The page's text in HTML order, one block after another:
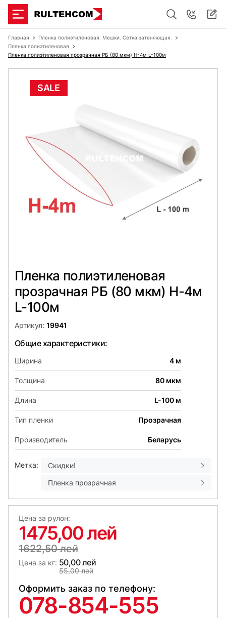
Главная
Пленка полиэтиленовая. Мешки. Сетка затеняющая.
Пленка полиэтиленовая
Пленка полиэтиленовая прозрачная РБ (80 мкм) Н-4м L-100м
SALE
Пленка полиэтиленовая
прозрачная РБ (80 мкм) Н-4м
L-100м
Артикул: 19941
Общие характеристики:
Ширина 4 м
Толщина 80 мкм
Длина L-100 м
Тип пленки Прозрачная
Производитель Беларусь
Метка:
Скидки!
Пленка прозрачная
Цена за рулон:
1475,00 лей
1622,50 лей
Цена за кг: 50,00 лей
55,00 лей
Оформить заказ по телефону:
078-854-555